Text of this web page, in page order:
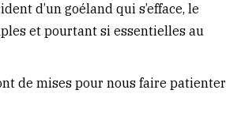
d’un goéland qui s’efface, le
et pourtant si essentielles au
de mises pour nous faire patienter